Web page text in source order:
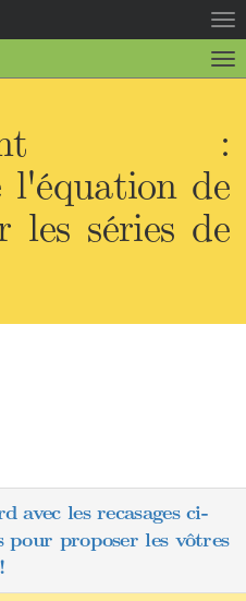
la
la
:
l'équation de
les séries de
avec les recasages ci-
pour proposer les vôtres
!